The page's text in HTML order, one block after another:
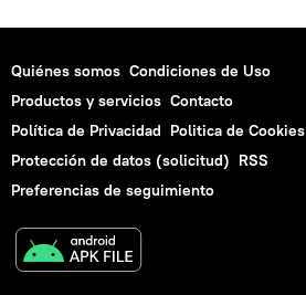
Quiénes somos Condiciones de Uso
Productos y servicios Contacto
Política de Privacidad Politica de Cookies
Protección de datos (solicitud) RSS
Preferencias de seguimiento